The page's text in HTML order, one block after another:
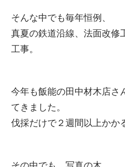
そんな中でも毎年恒例、
真夏の鉄道沿線、法面改修
工事。
今年も飯能の田中材木店さ
てきました。
伐採だけで２週間以上かか